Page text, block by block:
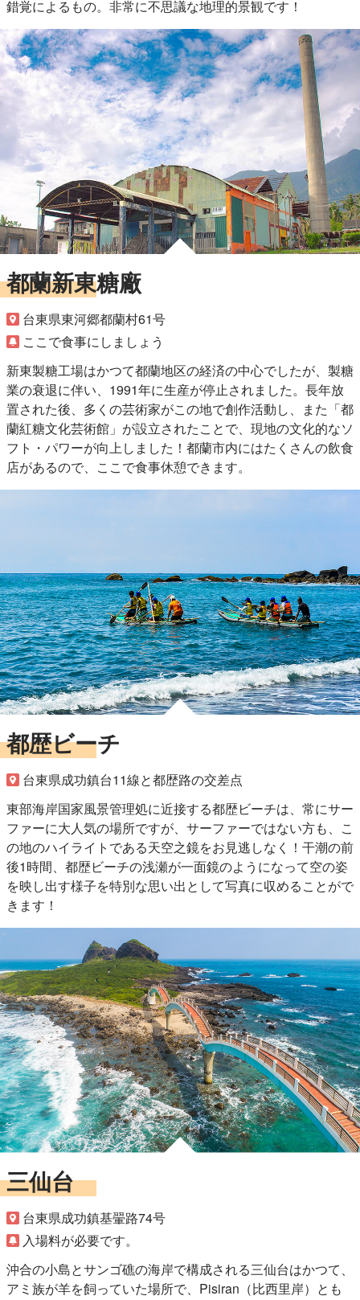
錯覚によるもの。非常に不思議な地理的景観です！
都蘭新東糖廠
台東県東河郷都蘭村61号
ここで食事にしましょう
新東製糖工場はかつて都蘭地区の経済の中心でしたが、製糖
業の衰退に伴い、1991年に生産が停止されました。長年放
置された後、多くの芸術家がこの地で創作活動し、また「都
蘭紅糖文化芸術館」が設立されたことで、現地の文化的なソ
フト・パワーが向上しました！都蘭市内にはたくさんの飲食
店があるので、ここで食事休憩できます。
都歴ビーチ
台東県成功鎮台11線と都歴路の交差点
東部海岸国家風景管理処に近接する都歴ビーチは、常にサー
ファーに大人気の場所ですが、サーファーではない方も、こ
の地のハイライトである天空之鏡をお見逃しなく！干潮の前
後1時間、都歴ビーチの浅瀬が一面鏡のようになって空の姿
を映し出す様子を特別な思い出として写真に収めることがで
きます！
三仙台
台東県成功鎮基翬路74号
入場料が必要です。
沖合の小島とサンゴ礁の海岸で構成される三仙台はかつて、
アミ族が羊を飼っていた場所で、Pisiran（比西里岸）とも